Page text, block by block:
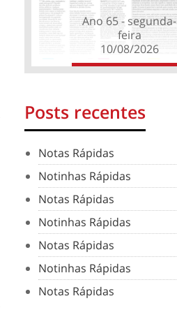
Ano 65 - segunda-
feira
10/08/2026
Posts recentes
Notas Rápidas
Notinhas Rápidas
Notas Rápidas
Notinhas Rápidas
Notas Rápidas
Notinhas Rápidas
Notas Rápidas